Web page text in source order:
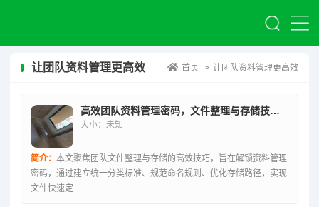
让团队资料管理更高效 首页 > 让团队资料管理更高效
高效团队资料管理密码，文件整理与存储技巧解锁术
大小：未知
简介： 本文聚焦团队文件整理与存储的高效技巧，旨在解锁资料管理
密码，通过建立统一分类标准、规范命名规则、优化存储路径，实现
文件快速定...